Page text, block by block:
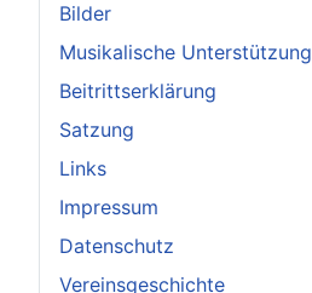
Bilder
Musikalische Unterstützung
Beitrittserklärung
Satzung
Links
Impressum
Datenschutz
Vereinsgeschichte